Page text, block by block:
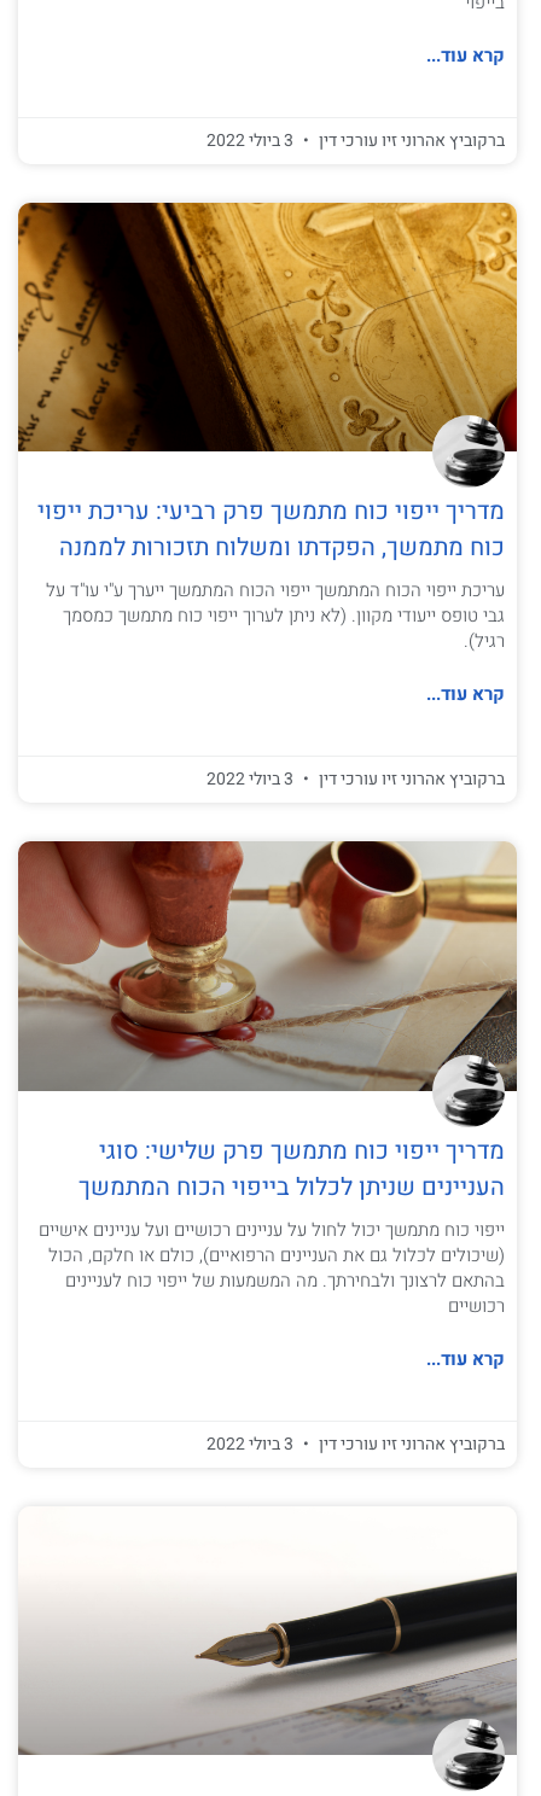
קרא עוד...
ברקוביץ אהרוני זיו עורכי דין
מדריך ייפוי כוח מתמשך פרק רביעי: עריכת ייפוי
כוח מתמשך, הפקדתו ומשלוח תזכורות לממנה
עריכת ייפוי הכוח המתמשך ייפוי הכוח המתמשך ייערך ע"י עו"ד על
גבי טופס ייעודי מקוון. (לא ניתן לערוך ייפוי כוח מתמשך כמסמך
רגיל).
קרא עוד...
ברקוביץ אהרוני זיו עורכי דין
מדריך ייפוי כוח מתמשך פרק שלישי: סוגי
העניינים שניתן לכלול בייפוי הכוח המתמשך
ייפוי כוח מתמשך יכול לחול על עניינים רכושיים ועל עניינים אישיים
(שיכולים לכלול גם את העניינים הרפואיים), כולם או חלקם, הכול
בהתאם לרצונך ולבחירתך. מה המשמעות של ייפוי כוח לעניינים
רכושיים
קרא עוד...
ברקוביץ אהרוני זיו עורכי דין